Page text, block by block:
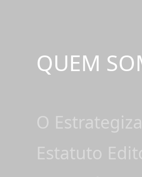
QUEM
O
Estatuto